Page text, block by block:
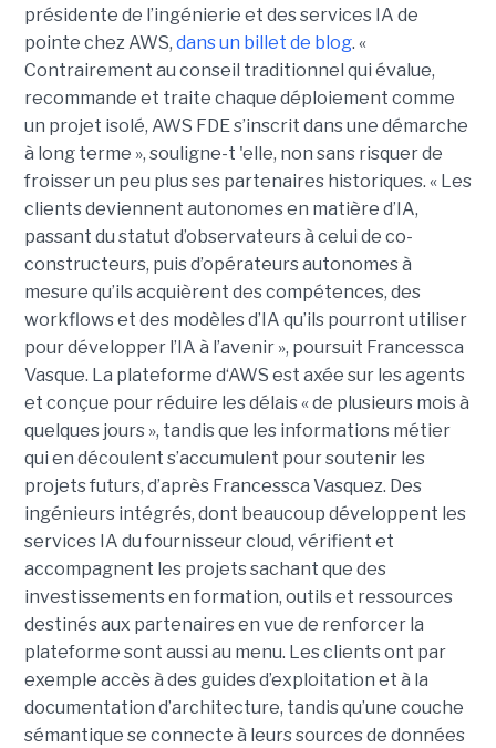
présidente de l’ingénierie et des services IA de
pointe chez AWS, dans un billet de blog. «
Contrairement au conseil traditionnel qui évalue,
recommande et traite chaque déploiement comme
un projet isolé, AWS FDE s’inscrit dans une démarche
à long terme », souligne-t 'elle, non sans risquer de
froisser un peu plus ses partenaires historiques. « Les
clients deviennent autonomes en matière d’IA,
passant du statut d’observateurs à celui de co-
constructeurs, puis d’opérateurs autonomes à
mesure qu’ils acquièrent des compétences, des
workflows et des modèles d’IA qu’ils pourront utiliser
pour développer l’IA à l’avenir », poursuit Francessca
Vasque. La plateforme d‘AWS est axée sur les agents
et conçue pour réduire les délais « de plusieurs mois à
quelques jours », tandis que les informations métier
qui en découlent s’accumulent pour soutenir les
projets futurs, d’après Francessca Vasquez. Des
ingénieurs intégrés, dont beaucoup développent les
services IA du fournisseur cloud, vérifient et
accompagnent les projets sachant que des
investissements en formation, outils et ressources
destinés aux partenaires en vue de renforcer la
plateforme sont aussi au menu. Les clients ont par
exemple accès à des guides d’exploitation et à la
documentation d’architecture, tandis qu’une couche
sémantique se connecte à leurs sources de données